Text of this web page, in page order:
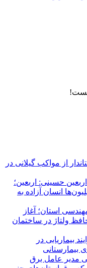
از مواکب گیلانی در
حسینی: اربعین؛
انسان آزاده به
استان؛ آغاز
ولتاژ در ساختمان
بیماریابی در
بیمارستانی
مدیر عامل برق